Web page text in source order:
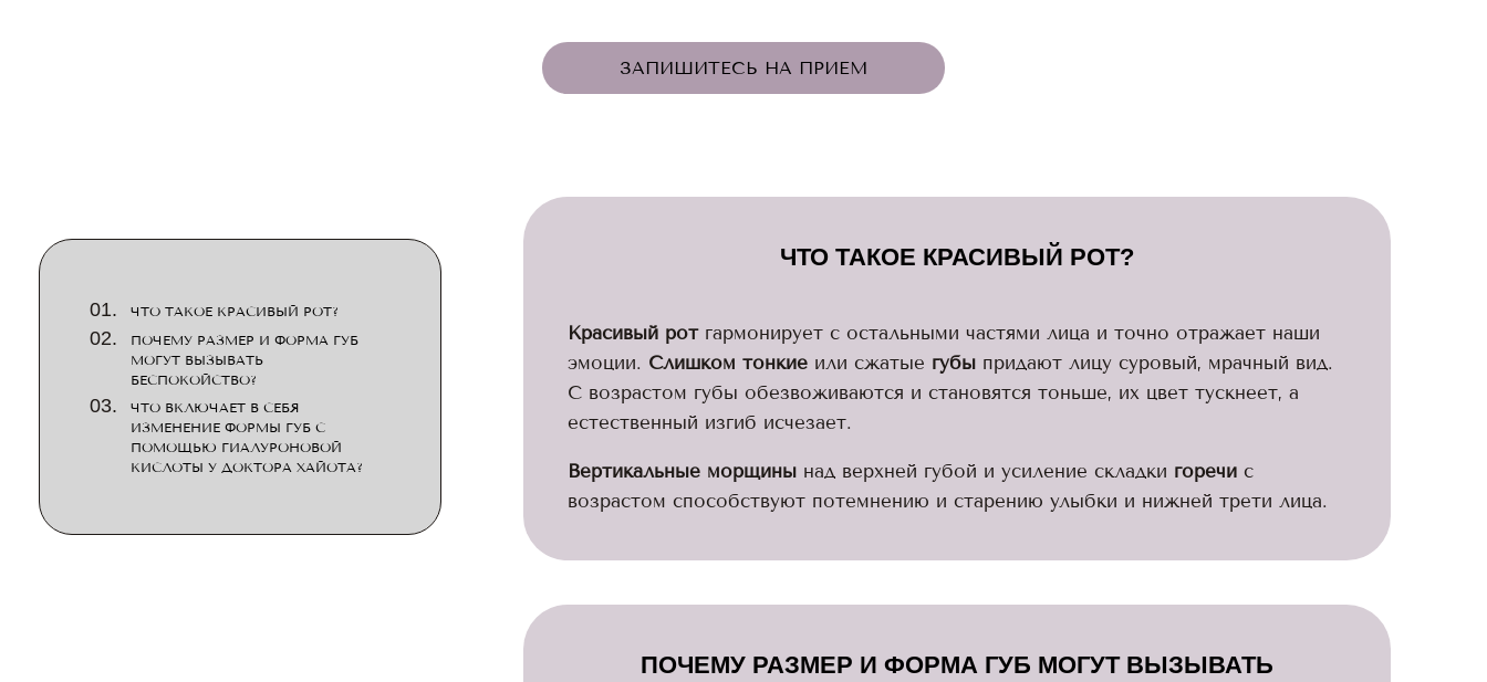
ЗАПИШИТЕСЬ НА ПРИЕМ
ЧТО ТАКОЕ КРАСИВЫЙ РОТ?
ПОЧЕМУ РАЗМЕР И ФОРМА ГУБ
МОГУТ ВЫЗЫВАТЬ
БЕСПОКОЙСТВО?
ЧТО ВКЛЮЧАЕТ В СЕБЯ
ИЗМЕНЕНИЕ ФОРМЫ ГУБ С
ПОМОЩЬЮ ГИАЛУРОНОВОЙ
КИСЛОТЫ У ДОКТОРА ХАЙОТА?
ЧТО ТАКОЕ КРАСИВЫЙ РОТ?
Красивый ротгармонирует с остальными частями лица и точно отражает наши
эмоции. Слишком тонкиеили сжатые губыпридают лицу суровый, мрачный вид.
С возрастом губы обезвоживаются и становятся тоньше, их цвет тускнеет, а
естественный изгиб исчезает.
Вертикальные морщинынад верхней губой и усиление складки горечис
возрастом способствуют потемнению и старению улыбки и нижней трети лица.
ПОЧЕМУ РАЗМЕР И ФОРМА ГУБ МОГУТ ВЫЗЫВАТЬ